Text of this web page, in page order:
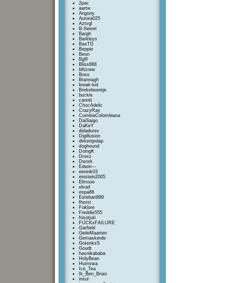
2pac
aartw
Angony
Aurora025
Aztvgl
B-Sweet
Bargh
Barkleys
BasTD
Beppie
Beun
BgR
Bliss888
blitzrew
Boss
Brannagh
break-kid
Brekebeentje
buckie
canntt
ChocAdelic
CrazyRay
CumbiaColombiana
DaiSaigo
DaKeY
didadurex
Digillusion
dirkertjedap
doghound
DoingK
Droxz
Dwork
Edwin---
eenink03
einstein2005
Elmooo
elvad
espa88
Esteban899
fhorst
Foklore
Freddie555
frisotjuh
FUCKxFAILURE
Garfield
GeileMaarten
Gemaskerde
GotenksS
Goudt
hasnikababa
HolyBean
Humswa
Ice_Tea
Ik_Ben_Brian
insul